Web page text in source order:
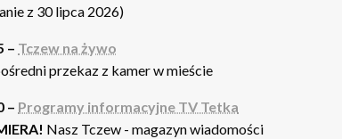
z 30 lipca 2026)
– Tczew na żywo
przekaz z kamer w mieście
– Programy informacyjne TV Tetka
Nasz Tczew - magazyn wiadomości